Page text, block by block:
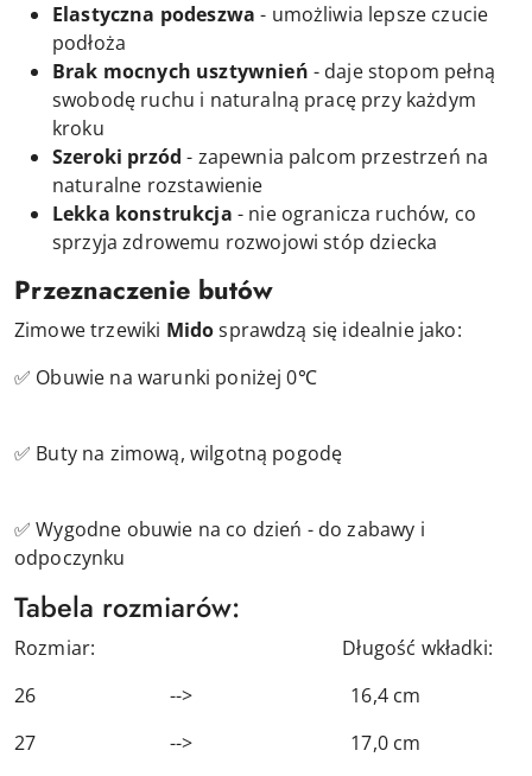
Elastyczna podeszwa - umożliwia lepsze czucie
podłoża
Brak mocnych usztywnień - daje stopom pełną
swobodę ruchu i naturalną pracę przy każdym
kroku
Szeroki przód - zapewnia palcom przestrzeń na
naturalne rozstawienie
Lekka konstrukcja - nie ogranicza ruchów, co
sprzyja zdrowemu rozwojowi stóp dziecka
Przeznaczenie butów
Zimowe trzewiki Midosprawdzą się idealnie jako:
✅ Obuwie na warunki poniżej 0℃
✅ Buty na zimową, wilgotną pogodę
✅ Wygodne obuwie na co dzień - do zabawy i
odpoczynku
Tabela rozmiarów:
Rozmiar: Długość wkładki:
26 --> 16,4 cm
27 --> 17,0 cm